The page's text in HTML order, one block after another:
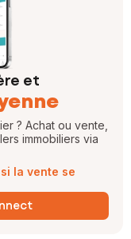
et
? Achat ou vente,
immobiliers via
la vente se